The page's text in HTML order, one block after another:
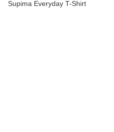
Supima Everyday T-Shirt